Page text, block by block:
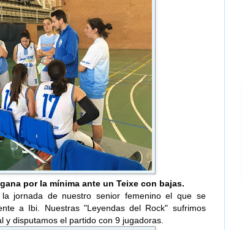
por la mínima ante un Teixe con bajas.
jornada de nuestro senior femenino el que se
a Ibi. Nuestras "Leyendas del Rock" sufrimos
y disputamos el partido con 9 jugadoras.